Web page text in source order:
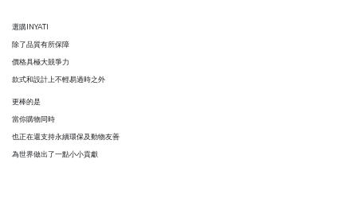
選購INYATI
除了品質有所保障
價格具極大競爭力
款式和設計上不輕易過時之外
更棒的是
當你購物同時
也正在還支持永續環保及動物友善
為世界做出了一點小小貢獻